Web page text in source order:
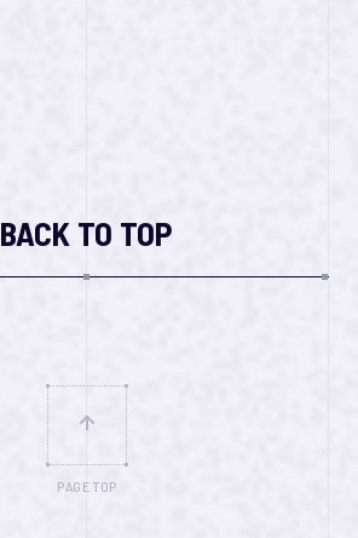
BACK TO TOP
PAGE TOP